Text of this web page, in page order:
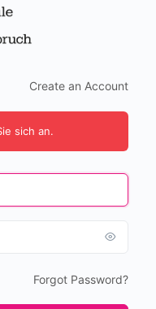
Create an Account
sich an.
Forgot Password?